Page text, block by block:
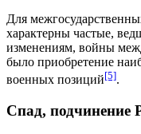
Для
характерны частые,
изменениям, войны
было приобретение
военных позиций[5].
Спад, подчинение